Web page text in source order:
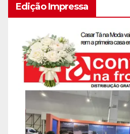
Edição Impressa